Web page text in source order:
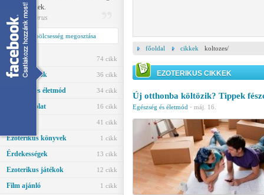
a szerelemnek.
Publilius Syrus
Napi bölcsesség megosztása
Jóslás 74 cikk
Horoszkópok 36 cikk
Egészség és életmód 34 cikk
Párkapcsolat 16 cikk
41 cikk
Ezoterikus könyvek 1 cikk
Érdekességek 13 cikk
Ezoterikus játékok 12 cikk
Film ajánló 1 cikk
főoldal cikkek koltozes/
EZOTERIKUS CIKKEK
Új otthonba költözik? Tippek
Egészség és életmód · máj. 16.